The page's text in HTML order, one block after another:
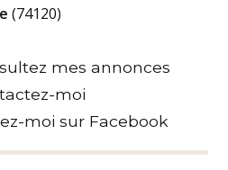
(74120)
mes annonces
moi
moi sur Facebook